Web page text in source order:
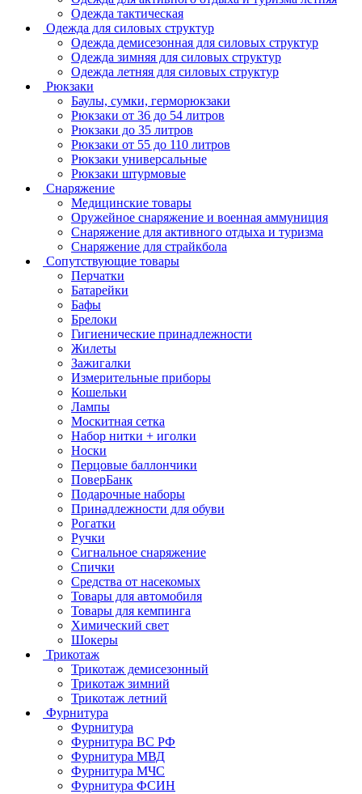
Одежда тактическая
Одежда для силовых структур
Одежда демисезонная для силовых структур
Одежда зимняя для силовых структур
Одежда летняя для силовых структур
Рюкзаки
Баулы, сумки, герморюкзаки
Рюкзаки от 36 до 54 литров
Рюкзаки до 35 литров
Рюкзаки от 55 до 110 литров
Рюкзаки универсальные
Рюкзаки штурмовые
Снаряжение
Медицинские товары
Оружейное снаряжение и военная аммуниция
Снаряжение для активного отдыха и туризма
Снаряжение для страйкбола
Сопутствующие товары
Перчатки
Батарейки
Бафы
Брелоки
Гигиенические принадлежности
Жилеты
Зажигалки
Измерительные приборы
Кошельки
Лампы
Москитная сетка
Набор нитки + иголки
Носки
Перцовые баллончики
ПоверБанк
Подарочные наборы
Принадлежности для обуви
Рогатки
Ручки
Сигнальное снаряжение
Спички
Средства от насекомых
Товары для автомобиля
Товары для кемпинга
Химический свет
Шокеры
Трикотаж
Трикотаж демисезонный
Трикотаж зимний
Трикотаж летний
Фурнитура
Фурнитура
Фурнитура ВС РФ
Фурнитура МВД
Фурнитура МЧС
Фурнитура ФСИН